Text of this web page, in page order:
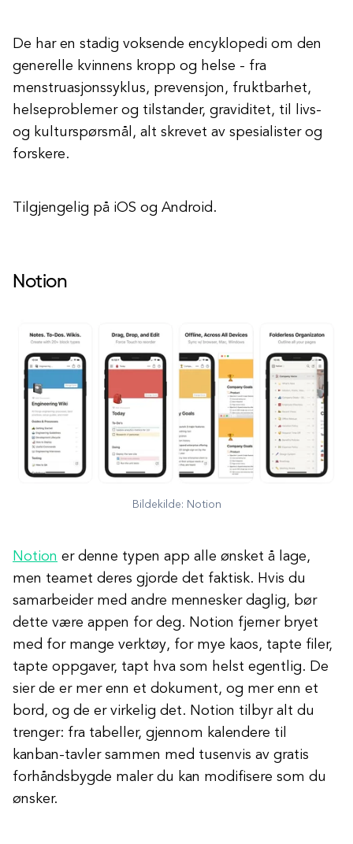
De har en stadig voksende encyklopedi om den
generelle kvinnens kropp og helse - fra
menstruasjonssyklus, prevensjon, fruktbarhet,
helseproblemer og tilstander, graviditet, til livs-
og kulturspørsmål, alt skrevet av spesialister og
forskere.
Tilgjengelig på iOS og Android.
Notion
Bildekilde: Notion
Notion er denne typen app alle ønsket å lage,
men teamet deres gjorde det faktisk. Hvis du
samarbeider med andre mennesker daglig, bør
dette være appen for deg. Notion fjerner bryet
med for mange verktøy, for mye kaos, tapte filer,
tapte oppgaver, tapt hva som helst egentlig. De
sier de er mer enn et dokument, og mer enn et
bord, og de er virkelig det. Notion tilbyr alt du
trenger: fra tabeller, gjennom kalendere til
kanban-tavler sammen med tusenvis av gratis
forhåndsbygde maler du kan modifisere som du
ønsker.